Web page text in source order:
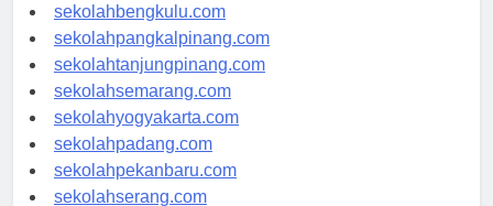
sekolahaceh.com
sekolahbengkulu.com
sekolahpangkalpinang.com
sekolahtanjungpinang.com
sekolahsemarang.com
sekolahyogyakarta.com
sekolahpadang.com
sekolahpekanbaru.com